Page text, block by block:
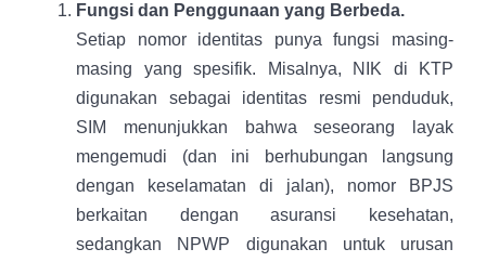
Fungsi dan Penggunaan yang Berbeda.
Setiap nomor identitas punya fungsi masing-
masing yang spesifik. Misalnya, NIK di KTP
digunakan sebagai identitas resmi penduduk,
SIM menunjukkan bahwa seseorang layak
mengemudi (dan ini berhubungan langsung
dengan keselamatan di jalan), nomor BPJS
berkaitan dengan asuransi kesehatan,
sedangkan NPWP digunakan untuk urusan